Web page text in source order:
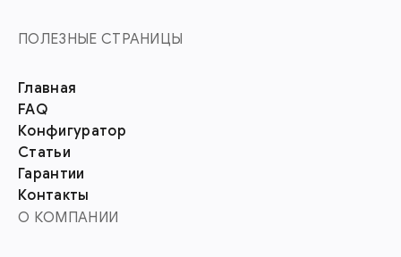
ПОЛЕЗНЫЕ СТРАНИЦЫ
Главная
FAQ
Конфигуратор
Статьи
Гарантии
Контакты
О КОМПАНИИ